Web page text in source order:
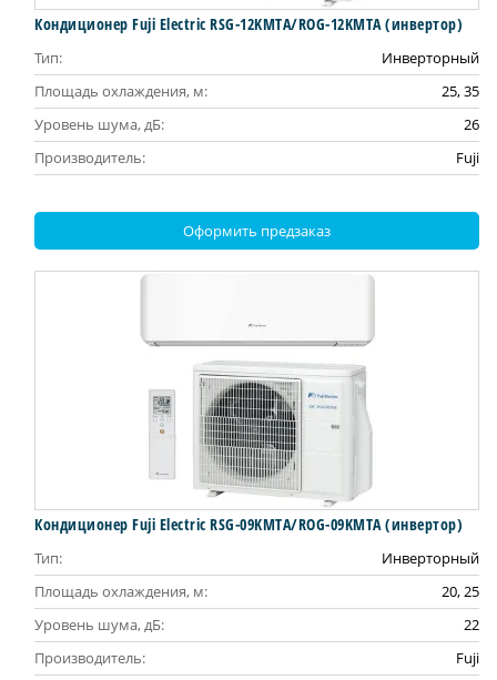
Кондиционер Fuji Electric RSG-12KMTA/ROG-12KMTA (инвертор)
Тип:
Инверторный
Площадь охлаждения, м:
25, 35
Уровень шума, дБ:
26
Производитель:
Fuji
Оформить предзаказ
Кондиционер Fuji Electric RSG-09KMTA/ROG-09KMTA (инвертор)
Тип:
Инверторный
Площадь охлаждения, м:
20, 25
Уровень шума, дБ:
22
Производитель:
Fuji